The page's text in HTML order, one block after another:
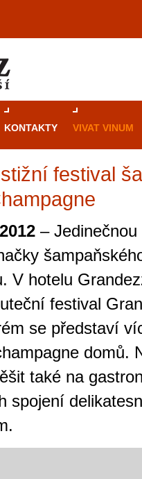
KONTAKTY VIVAT VINUM
festival
–
V hotelu
festival
se představí
domů.
také na
spojení
Průvodce
Brně: Od
Brno je
zajímavé
restaurace,
kde si
hry. V
nabídku her
pro pravidelné